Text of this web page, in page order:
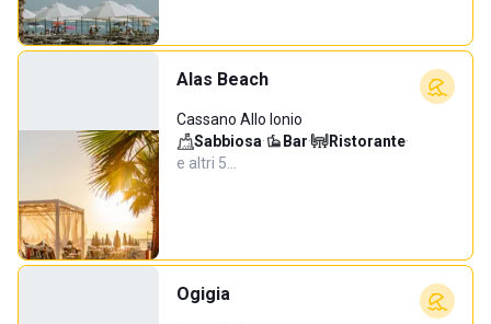
Alas Beach
Cassano Allo Ionio
Sabbiosa· Bar· Ristorante·
e altri 5…
Ogigia